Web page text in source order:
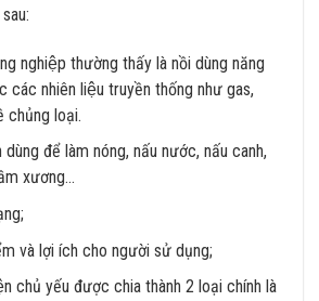
nghiệp thường thấy là nồi dùng năng
các nhiên liệu truyền thống như gas,
chủng loại.
để làm nóng, nấu nước, nấu canh,
xương…
và lợi ích cho người sử dụng;
chủ yếu được chia thành 2 loại chính là